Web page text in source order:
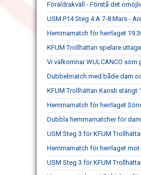
Föräldrakväll - Förstå det
USM P14 Steg 4:A 7-8 Mars -
Hemmamatch för herrlaget
KFUM Trollhättan spelare
Vi välkomnar WULCANCO som
Dubbelmatch med både dam
KFUM Trollhättan Kansli stängt
Hemmamatch för herrlaget
Dubbla hemmamatcher för
USM Steg 3 för KFUM
Hemmamatch för herrlaget
USM Steg 3 för KFUM